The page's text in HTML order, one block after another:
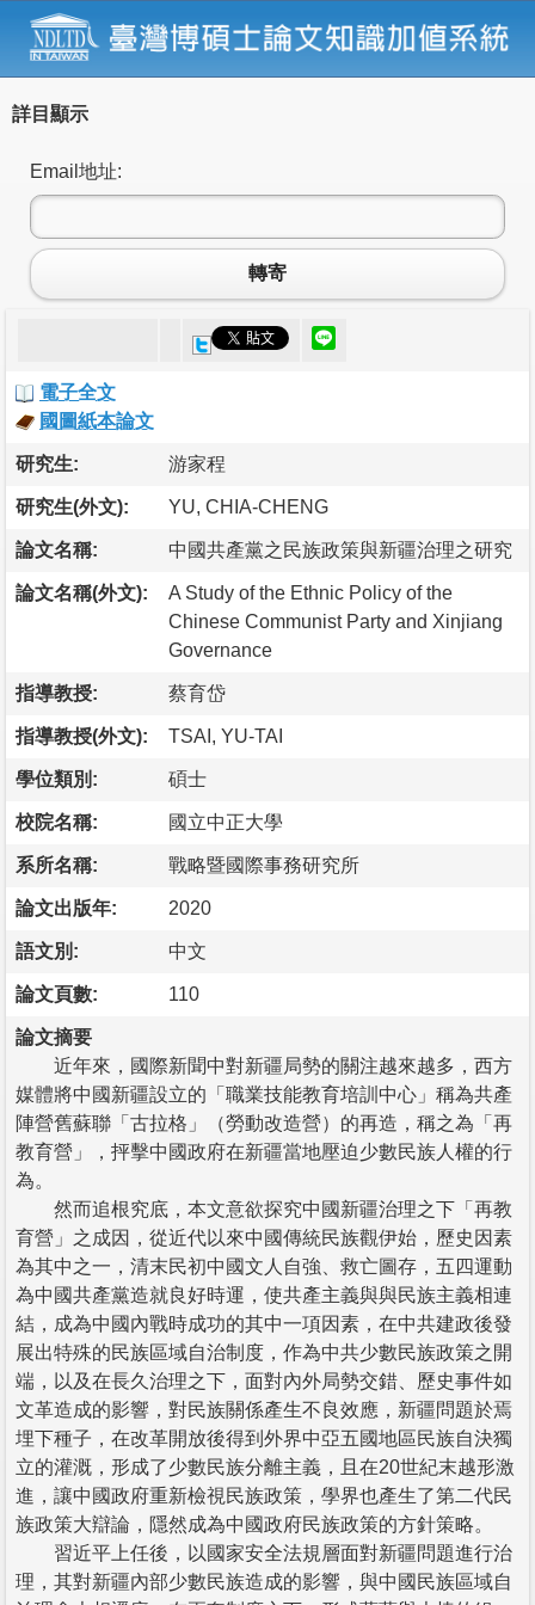
詳目顯示
Email地址:
轉寄
電子全文
國圖紙本論文
研究生: 游家程
研究生(外文): YU, CHIA-CHENG
論文名稱: 中國共產黨之民族政策與新疆治理之研究
論文名稱(外文):
A Study of the Ethnic Policy of the
Chinese Communist Party and Xinjiang
Governance
指導教授: 蔡育岱
指導教授(外文): TSAI, YU-TAI
學位類別: 碩士
校院名稱: 國立中正大學
系所名稱: 戰略暨國際事務研究所
論文出版年: 2020
語文別: 中文
論文頁數: 110
論文摘要
近年來，國際新聞中對新疆局勢的關注越來越多，西方
媒體將中國新疆設立的「職業技能教育培訓中心」稱為共產
陣營舊蘇聯「古拉格」（勞動改造營）的再造，稱之為「再
教育營」，抨擊中國政府在新疆當地壓迫少數民族人權的行
為。
然而追根究底，本文意欲探究中國新疆治理之下「再教
育營」之成因，從近代以來中國傳統民族觀伊始，歷史因素
為其中之一，清末民初中國文人自強、救亡圖存，五四運動
為中國共產黨造就良好時運，使共產主義與與民族主義相連
結，成為中國內戰時成功的其中一項因素，在中共建政後發
展出特殊的民族區域自治制度，作為中共少數民族政策之開
端，以及在長久治理之下，面對內外局勢交錯、歷史事件如
文革造成的影響，對民族關係產生不良效應，新疆問題於焉
埋下種子，在改革開放後得到外界中亞五國地區民族自決獨
立的灌溉，形成了少數民族分離主義，且在20世紀末越形激
進，讓中國政府重新檢視民族政策，學界也產生了第二代民
族政策大辯論，隱然成為中國政府民族政策的方針策略。
習近平上任後，以國家安全法規層面對新疆問題進行治
理，其對新疆內部少數民族造成的影響，與中國民族區域自